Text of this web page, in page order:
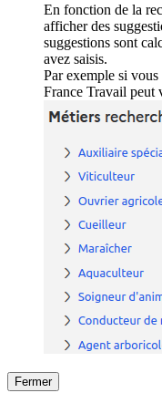
En fonction de la
afficher des
suggestions sont
avez saisis.
Par exemple si
France Travail peut
Fermer